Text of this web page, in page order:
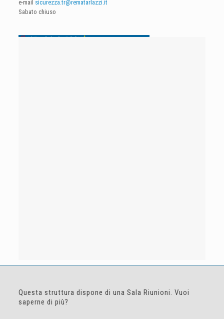
e-mail sicurezza.tr@rematarlazzi.it
Sabato chiuso
Questa struttura dispone di una Sala Riunioni. Vuoi
saperne di più?